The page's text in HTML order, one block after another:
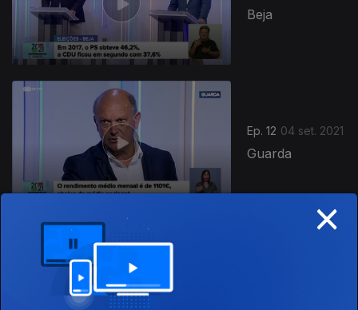
Beja
Ep. 12 04 set. 2021
Guarda
565544
×